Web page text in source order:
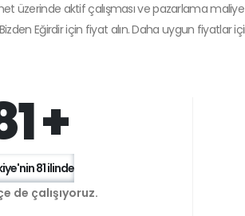
üzerinde aktif çalışması ve pazarlama
Bizden Eğirdiriçin fiyat alın. Daha uygun fiyatlar
+
81 ilinde
de çalışıyoruz.